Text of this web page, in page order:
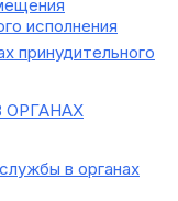
исполнения
принудительного
в органах